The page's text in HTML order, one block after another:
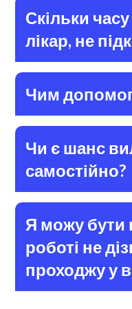
Скільки
лікар, не
Чим
Чи є шанс
самостійно?
Я можу бути
роботі не
проходжу у